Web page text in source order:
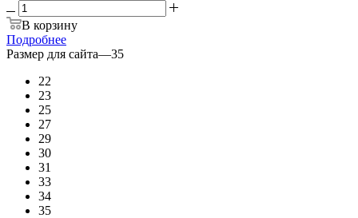
В корзину
Подробнее
Размер для сайта—35
22
23
25
27
29
30
31
33
34
35